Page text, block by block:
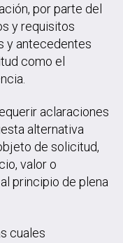
por parte del
y requisitos
y antecedentes
como el
aclaraciones
alternativa
de solicitud,
valor o
principio de plena
cuales